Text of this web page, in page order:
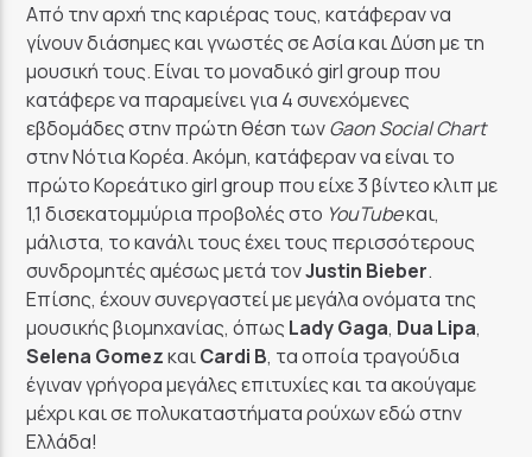
Από την αρχή της καριέρας τους, κατάφεραν να
γίνουν διάσημες και γνωστές σε Ασία και Δύση με τη
μουσική τους. Είναι το μοναδικό girl group που
κατάφερε να παραμείνει για 4 συνεχόμενες
εβδομάδες στην πρώτη θέση τωνGaon Social Chart
στην Νότια Κορέα. Ακόμη, κατάφεραν να είναι το
πρώτο Κορεάτικο girl group που είχε 3 βίντεο κλιπ με
1,1 δισεκατομμύρια προβολές στο YouTubeκαι,
μάλιστα, το κανάλι τους έχει τους περισσότερους
συνδρομητές αμέσως μετά τονJustin Bieber.
Επίσης, έχουν συνεργαστεί με μεγάλα ονόματα της
μουσικής βιομηχανίας, όπως LadyGaga, Dua Lipa,
Selena GomezκαιCardi B, τα οποία τραγούδια
έγιναν γρήγορα μεγάλες επιτυχίες και τα ακούγαμε
μέχρι και σε πολυκαταστήματα ρούχων εδώ στην
Ελλάδα!